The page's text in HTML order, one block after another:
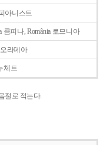
아니스트
큼피나, România 로므니아
오라데아
체트
절로 적는다.